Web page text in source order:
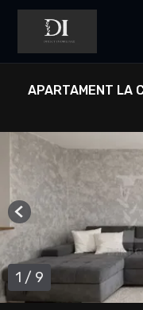
APARTAMENT LA
1 / 9
Previous